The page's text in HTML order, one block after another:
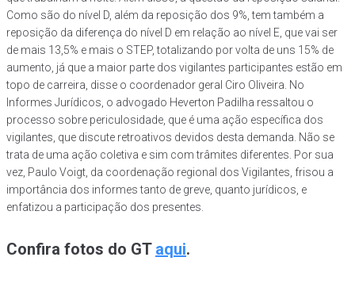
Como são do nível D, além da reposição dos 9%, tem também a
reposição da diferença do nível D em relação ao nível E, que vai ser
de mais 13,5% e mais o STEP, totalizando por volta de uns 15% de
aumento, já que a maior parte dos vigilantes participantes estão em
topo de carreira, disse o coordenador geral Ciro Oliveira. No
Informes Jurídicos, o advogado Heverton Padilha ressaltou o
processo sobre periculosidade, que é uma ação específica dos
vigilantes, que discute retroativos devidos desta demanda. Não se
trata de uma ação coletiva e sim com trâmites diferentes. Por sua
vez, Paulo Voigt, da coordenação regional dos Vigilantes, frisou a
importância dos informes tanto de greve, quanto jurídicos, e
enfatizou a participação dos presentes.
Confira fotos do GT aqui.